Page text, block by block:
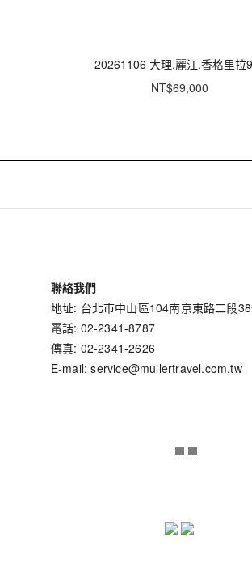
20261106 大理.麗江.香格里拉
NT$69,000
聯絡我們
地址: 台北市中山區104南京東路二段
電話: 02-2341-8787
傳真: 02-2341-2626
E-mail: service@mullertravel.com.tw